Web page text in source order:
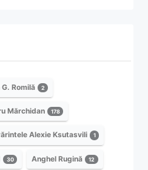
Romilă 2
Mărchidan 178
Alexie Ksutasvili 1
30 Anghel Rugină 12